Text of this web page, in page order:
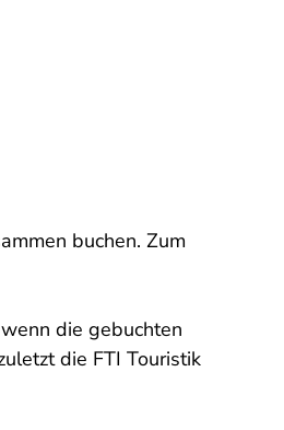
buchen. Zum
die gebuchten
die FTI Touristik